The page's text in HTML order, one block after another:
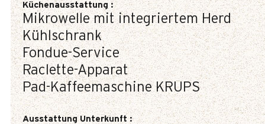
Küchenausstattung :
Mikrowelle mit integriertem Herd
Kühlschrank
Fondue-Service
Raclette-Apparat
Pad-Kaffeemaschine KRUPS
Ausstattung Unterkunft: